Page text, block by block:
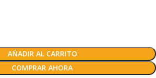
AÑADIR AL CARRITO
COMPRAR AHORA